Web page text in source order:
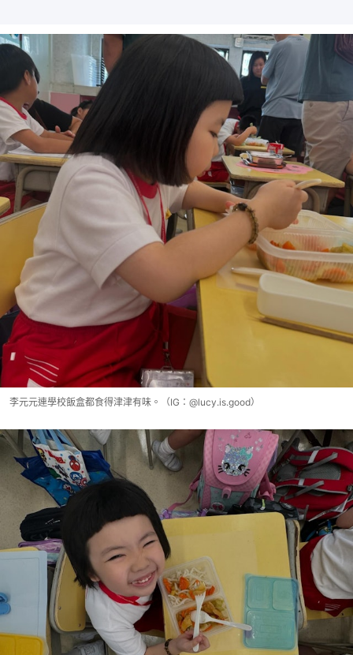
李元元連學校飯盒都食得津津有味。（IG：@lucy.is.good）